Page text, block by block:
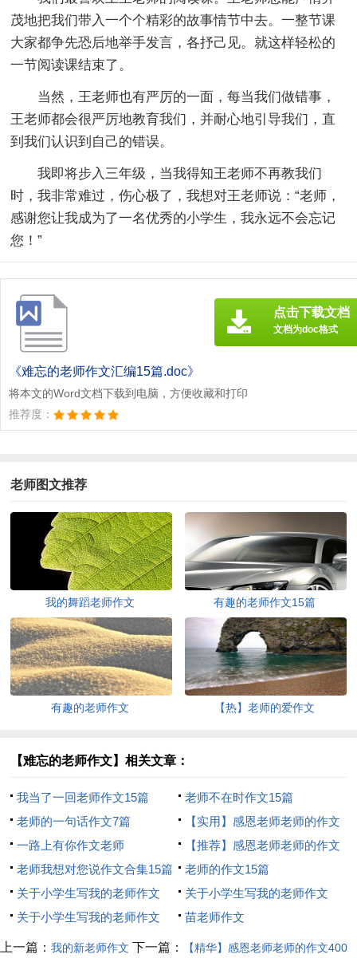
茂地把我们带入一个个精彩的故事情节中去。一整节课
大家都争先恐后地举手发言，各抒己见。就这样轻松的
一节阅读课结束了。
当然，王老师也有严厉的一面，每当我们做错事，
王老师都会很严厉地教育我们，并耐心地引导我们，直
到我们认识到自己的错误。
我即将步入三年级，当我得知王老师不再教我们
时，我非常难过，伤心极了，我想对王老师说：“老师，
感谢您让我成为了一名优秀的小学生，我永远不会忘记
您！”
《难忘的老师作文汇编15篇.doc》
将本文的Word文档下载到电脑，方便收藏和打印
推荐度：
点击下载文档
文档为doc格式
老师图文推荐
我的舞蹈老师作文 有趣的老师作文15篇
有趣的老师作文 【热】老师的爱作文
【难忘的老师作文】相关文章：
我当了一回老师作文15篇
老师不在时作文15篇
老师的一句话作文7篇
【实用】感恩老师老师的作文
500字7篇
一路上有你作文老师
【推荐】感恩老师老师的作文
500字锦集7篇
老师我想对您说作文合集15篇
老师的作文15篇
关于小学生写我的老师作文
500字汇编5篇
关于小学生写我的老师作文
600字三篇
关于小学生写我的老师作文
600字汇编8篇
苗老师作文
上一篇： 我的新老师作文 下一篇：
【精华】感恩老师老师的作文400